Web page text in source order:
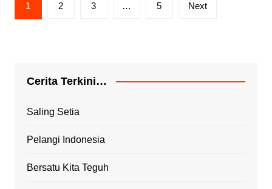
1 2 3 … 5 Next
Cerita Terkini…
Saling Setia
Pelangi Indonesia
Bersatu Kita Teguh